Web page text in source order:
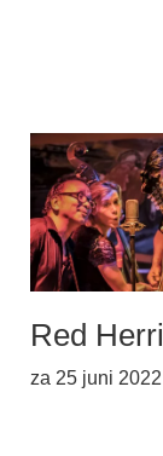
Red
za 25 juni 2022